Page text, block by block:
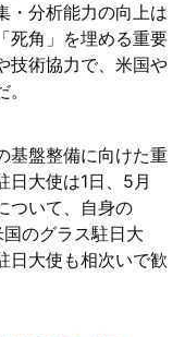
・分析能力の向上は
死角」を埋める重要
技術協力で、米国や
基盤整備に向けた重
日大使は1日、5月
ついて、自身の
のグラス駐日大
日大使も相次いで歓